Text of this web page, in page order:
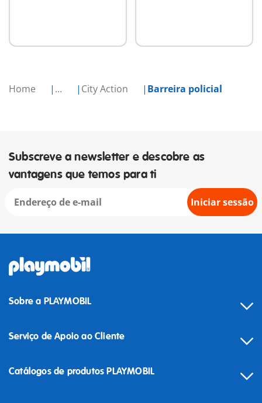
Home ... City Action Barreira policial
Subscreve a newsletter e descobre as
vantagens que temos para ti
Iniciar sessão
Sobre a PLAYMOBIL
Serviço de Apoio ao Cliente
Catálogos de produtos PLAYMOBIL